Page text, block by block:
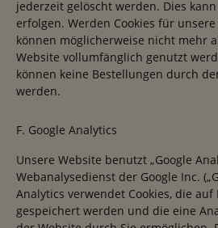
jederzeit gelöscht werden. Dies
erfolgen. Werden Cookies für
können möglicherweise nicht mehr
Website vollumfänglich genutzt
können keine Bestellungen durch
werden.
F. Google Analytics
Unsere Website benutzt „Google
Webanalysedienst der Google Inc.
Analytics verwendet Cookies, die
gespeichert werden und die eine